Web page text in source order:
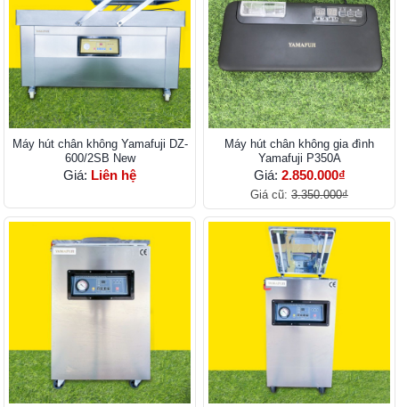
Máy hút chân không Yamafuji DZ-
600/2SB New
Giá: Liên hệ
Máy hút chân không gia đình
Yamafuji P350A
Giá: 2.850.000₫
Giá cũ: 3.350.000₫